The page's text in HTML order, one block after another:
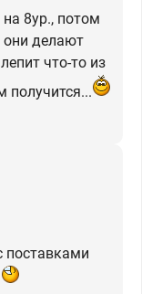
8ур., потом
они делают
что-то из
получится...
поставками